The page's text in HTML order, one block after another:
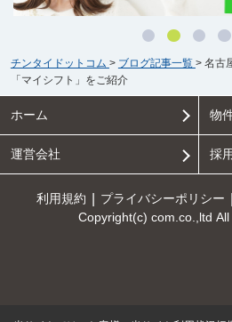
チンタイドットコム > ブログ記事一覧 > 名古
「マイシフト」をご紹介
ホーム 物
運営会社 採
利用規約 プライバシーポリシー
Copyright(c) com.co.,ltd